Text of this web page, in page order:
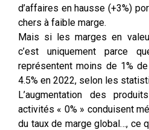
d’affaires en hausse (+3%)
chers à faible marge.
Mais si les marges en
c’est uniquement parce
représentent moins de 1%
4.5% en 2022, selon les
L’augmentation des
activités « 0% » conduisent
du taux de marge global…, ce